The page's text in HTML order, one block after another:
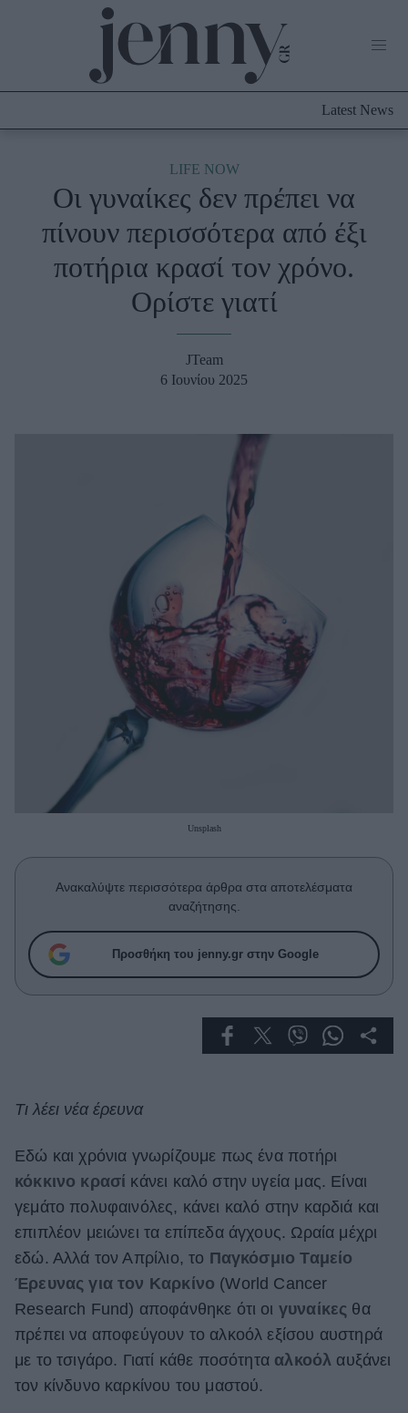
Culture
Fashion
Shopping
Styling Tips
Woman Power
Πρόσωπα
Who
True Stories
Success Stories
Ζώδια
Cooking
Αφιερώματα
ΒΟΞ
Χωρίς Ταμπέλες
Women's Forum
Latest News
LIFE NOW
Οι γυναίκες δεν πρέπει να
πίνουν περισσότερα από έξι
ποτήρια κρασί τον χρόνο.
Ορίστε γιατί
JTeam
6 Ιουνίου 2025
Unsplash
Ανακαλύψτε περισσότερα άρθρα στα αποτελέσματα
αναζήτησης.
Προσθήκη του jenny.gr στην Google
Τι λέει νέα έρευνα
Εδώ και χρόνια γνωρίζουμε πως ένα ποτήρι
κόκκινο κρασί κάνει καλό στην υγεία μας. Είναι
γεμάτο πολυφαινόλες, κάνει καλό στην καρδιά και
επιπλέον μειώνει τα επίπεδα άγχους. Ωραία μέχρι
εδώ. Αλλά τον Απρίλιο, το Παγκόσμιο Ταμείο
Έρευνας για τον Καρκίνο (World Cancer
Research Fund) αποφάνθηκε ότι οι γυναίκες θα
πρέπει να αποφεύγουν το αλκοόλ εξίσου αυστηρά
με το τσιγάρο. Γιατί κάθε ποσότητα αλκοόλ αυξάνει
τον κίνδυνο καρκίνου του μαστού.